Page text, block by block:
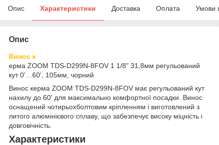
Опис Характеристики Доставка Оплата Умови
Опис
Винос к
ерма ZOOM TDS-D299N-8FOV 1 1/8" 31,8мм регульований
кут 0'…60', 105мм, чорний
Винос керма ZOOM TDS-D299N-8FOV має регульований кут
нахилу до 60' для максимально комфортної посадки. Винос
оснащений чотирьохболтовим кріпленням і виготовлений з
литого алюмінієвого сплаву, що забезпечує високу міцність і
довговічність.
Характеристики